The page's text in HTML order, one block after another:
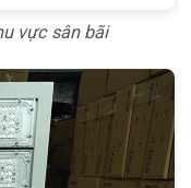
vực sân bãi